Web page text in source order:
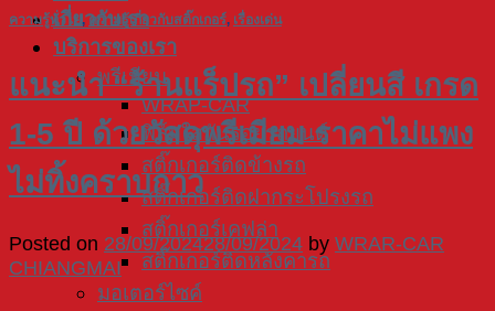
เกี่ยวกับเรา
บริการของเรา
พรีเมียม
WRAP-CAR
ฟิล์มใสกันรอยรถยนต์
สติ๊กเกอร์ติดข้างรถ
สติ๊กเกอร์ติดฝากระโปรงรถ
สติ๊กเกอร์เคฟล่า
สติ๊กเกอร์ติดหลังคารถ
มอเตอร์ไซค์
ความรู้ทั่วไป,ความรู้เกี่ยวกับสติ๊กเกอร์, เรื่องเด่น
แนะนำ “ร้านแร็ปรถ” เปลี่ยนสี เกรด
1-5 ปี ด้วยวัสดุพรีเมียม ราคาไม่แพง
ไม่ทิ้งคราบกาว
Posted on 28/09/202428/09/2024 by WRAR-CAR
CHIANGMAI